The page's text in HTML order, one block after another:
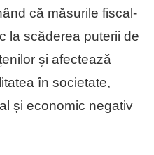
că măsurile fiscal-
la scăderea puterii de
și afectează
în societate,
și economic negativ